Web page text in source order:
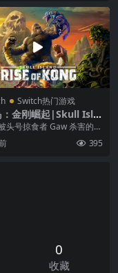
Switch热门游戏
：金刚崛起|Skull Isla
of Kong
头号掠食者 Gaw 杀害的父
旅程，征服一波又一波的
并击败...
395
0
收藏